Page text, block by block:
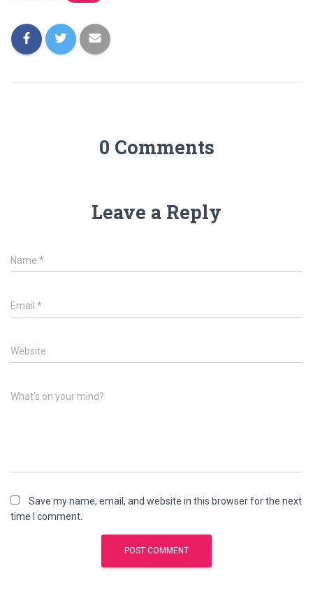
0 Comments
Leave a Reply
Name *
Email *
Website
What's on your mind?
Save my name, email, and website in this browser for the next
time I comment.